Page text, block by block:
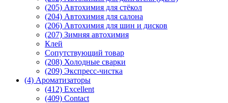
(205) Автохимия для стёкол
(204) Автохимия для салона
(206) Автохимия для шин и дисков
(207) Зимняя автохимия
Клей
Сопутствующий товар
(208) Холодные сварки
(209) Экспреcс-чистка
(4) Ароматизаторы
(412) Excellent
(409) Contact